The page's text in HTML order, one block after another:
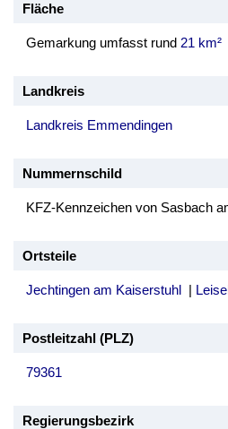
Fläche
Gemarkung umfasst rund 21 km²
Landkreis
Landkreis Emmendingen
Nummernschild
KFZ-Kennzeichen von Sasbach
Ortsteile
Jechtingen am Kaiserstuhl |
Postleitzahl (PLZ)
79361
Regierungsbezirk